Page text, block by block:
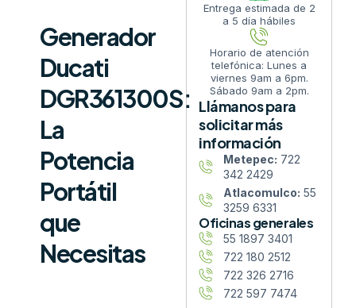
Generador
Ducati
DGR361300S:
La
Potencia
Portátil
que
Necesitas
Entrega estimada de 2
a 5 día hábiles
Horario de atención
telefónica: Lunes a
viernes 9am a 6pm.
Sábado 9am a 2pm.
Llámanos para
solicitar más
información
Metepec: 722
342 2429
Atlacomulco: 55
3259 6331
Oficinas generales
55 1897 3401
722 180 2512
722 326 2716
722 597 7474